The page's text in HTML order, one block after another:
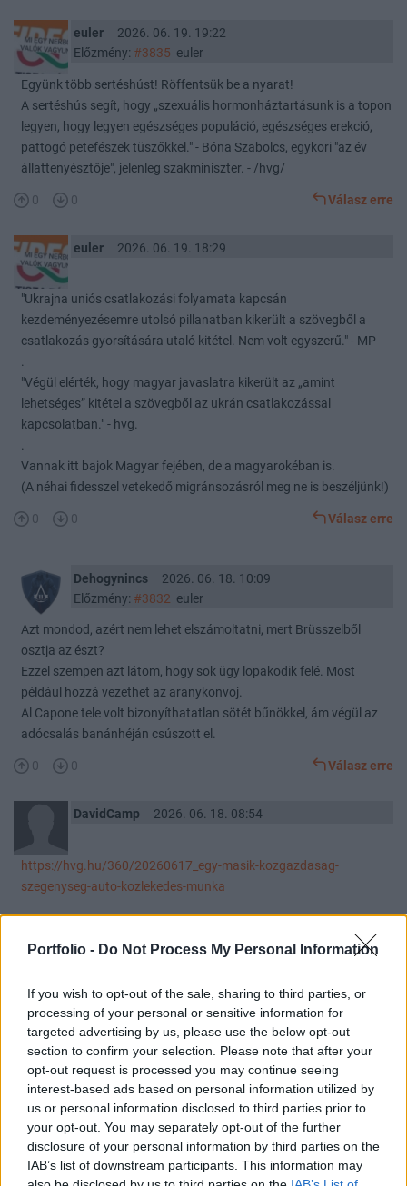
Portfolio - Do Not Process My Personal Information
If you wish to opt-out of the sale, sharing to third parties, or
processing of your personal or sensitive information for
targeted advertising by us, please use the below opt-out
section to confirm your selection. Please note that after your
opt-out request is processed you may continue seeing
interest-based ads based on personal information utilized by
us or personal information disclosed to third parties prior to
your opt-out. You may separately opt-out of the further
disclosure of your personal information by third parties on the
IAB’s list of downstream participants. This information may
euler
2026. 06. 19. 19:22
Előzmény: #3835 euler
Együnk több sertéshúst! Röffentsük be a nyarat!
A sertéshús segít, hogy „szexuális hormonháztartásunk is a topon
legyen, hogy legyen egészséges populáció, egészséges erekció,
pattogó petefészek tüszőkkel." - Bóna Szabolcs, egykori "az év
állattenyésztője", jelenleg szakminiszter. - /hvg/
0 0 Válasz erre
euler 2026. 06. 19. 18:29
"Ukrajna uniós csatlakozási folyamata kapcsán
kezdeményezésemre utolsó pillanatban kikerült a szövegből a
csatlakozás gyorsítására utaló kitétel. Nem volt egyszerű." - MP
.
"Végül elérték, hogy magyar javaslatra kikerült az „amint
lehetséges” kitétel a szövegből az ukrán csatlakozással
kapcsolatban." - hvg.
.
Vannak itt bajok Magyar fejében, de a magyarokéban is.
(A néhai fidesszel vetekedő migránsozásról meg ne is beszéljünk!)
0 0 Válasz erre
Dehogynincs
2026. 06. 18. 10:09
Előzmény: #3832 euler
Azt mondod, azért nem lehet elszámoltatni, mert Brüsszelből
osztja az észt?
Ezzel szempen azt látom, hogy sok ügy lopakodik felé. Most
például hozzá vezethet az aranykonvoj.
Al Capone tele volt bizonyíthatatlan sötét bűnökkel, ám végül az
adócsalás banánhéján csúszott el.
0 0 Válasz erre
DavidCamp 2026. 06. 18. 08:54
https://hvg.hu/360/20260617_egy-masik-kozgazdasag-
szegenyseg-auto-kozlekedes-munka
Válasz erre
euler 2026. 06. 17. 22:55
Orbán szabadlábon, Brüsszelből is osztja az észt:
"Magyarország 1100 éves állam, óriási rutinunk van abban,
hogyan lehet kizárni vezetőket az állam vezetéséből. Lehet forró
ólmot önteni a fülükbe, trónkövetelők szemét kitolták, aztán van a
száműzetés, ehhez képest OLCSÓN MEGÚSZTAM, hogy csak egy
alkotmányos tiltást kaptam" - mondta.